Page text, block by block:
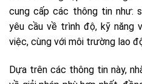
cung cấp các thông tin như:
yêu cầu về trình độ, kỹ năng
việc, cùng với môi trường lao
Dựa trên các thông tin này,